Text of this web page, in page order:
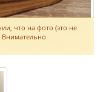
что на фото (это не